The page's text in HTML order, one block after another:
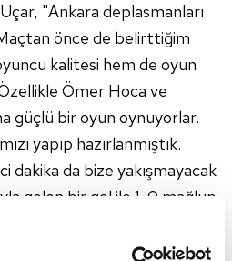
"Ankara deplasmanları
önce de belirttiğim
kalitesi hem de oyun
Ömer Hoca ve
güçlü bir oyun oynuyorlar.
yapıp hazırlanmıştık.
dakika da bize yakışmayacak
gelen bir gol ile 1-0 mağlup
Böyle bir seyirci önünde,
karşı dağılmamak, devam